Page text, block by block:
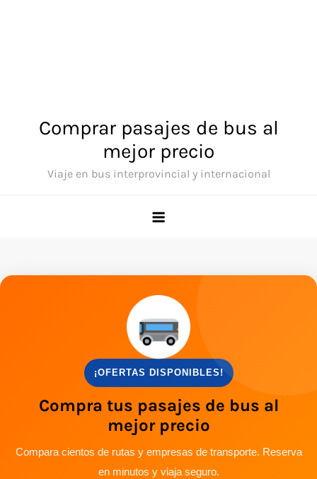
Comprar pasajes de bus al
mejor precio
Viaje en bus interprovincial y internacional
¡OFERTAS DISPONIBLES!
Compra tus pasajes de bus al
mejor precio
Compara cientos de rutas y empresas de transporte. Reserva
en minutos y viaja seguro.